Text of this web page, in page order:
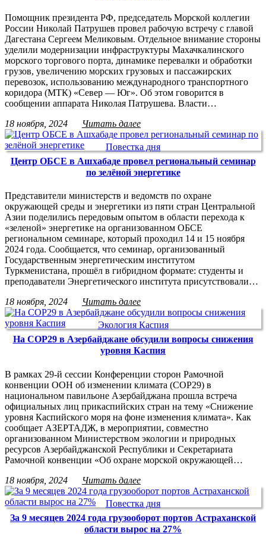
Помощник президента РФ, председатель Морской коллегии
России Николай Патрушев провел рабочую встречу с главой
Дагестана Сергеем Меликовым. Отдельное внимание стороны
уделили модернизации инфраструктуры Махачкалинского
морского торгового порта, динамике перевалки и обработки
грузов, увеличению морских грузовых и пассажирских
перевозок, использованию международного транспортного
коридора (МТК) «Север — Юг». Об этом говорится в
сообщении аппарата Николая Патрушева. Власти…
18 ноября, 2024
Читать далее
Повестка дня
Центр ОБСЕ в Ашхабаде провел региональный семинар
по зелёной энергетике
Представители министерств и ведомств по охране
окружающей среды и энергетики из пяти стран Центральной
Азии поделились передовым опытом в области перехода к
«зеленой» энергетике на организованном ОБСЕ
региональном семинаре, который проходил 14 и 15 ноября
2024 года. Сообщается, что семинар, организованный
Государственным энергетическим институтом
Туркменистана, прошёл в гибридном формате: студенты и
преподаватели Энергетического института присутствовали…
18 ноября, 2024
Читать далее
Экология Каспия
На COP29 в Азербайджане обсудили вопросы снижения
уровня Каспия
В рамках 29-й сессии Конференции сторон Рамочной
конвенции ООН об изменении климата (COP29) в
национальном павильоне Азербайджана прошла встреча
официальных лиц прикаспийских стран на тему «Снижение
уровня Каспийского моря на фоне изменения климата». Как
сообщает АЗЕРТАДЖ, в мероприятии, совместно
организованном Министерством экологии и природных
ресурсов Азербайджанской Республики и Секретариата
Рамочной конвенции «Об охране морской окружающей…
18 ноября, 2024
Читать далее
Повестка дня
За 9 месяцев 2024 года грузооборот портов Астраханской
области вырос на 27%